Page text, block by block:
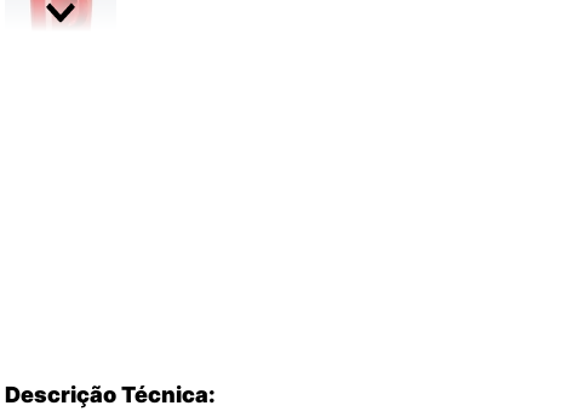
Descrição Técnica: